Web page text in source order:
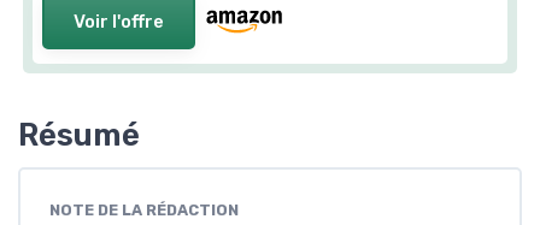
Voir l'offre
Résumé
NOTE DE LA RÉDACTION